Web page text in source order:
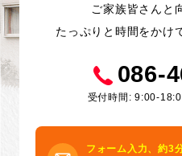
ご家族皆さんと
たっぷりと時間をかけ
086-
受付時間: 9:00-
フォーム入力、約3